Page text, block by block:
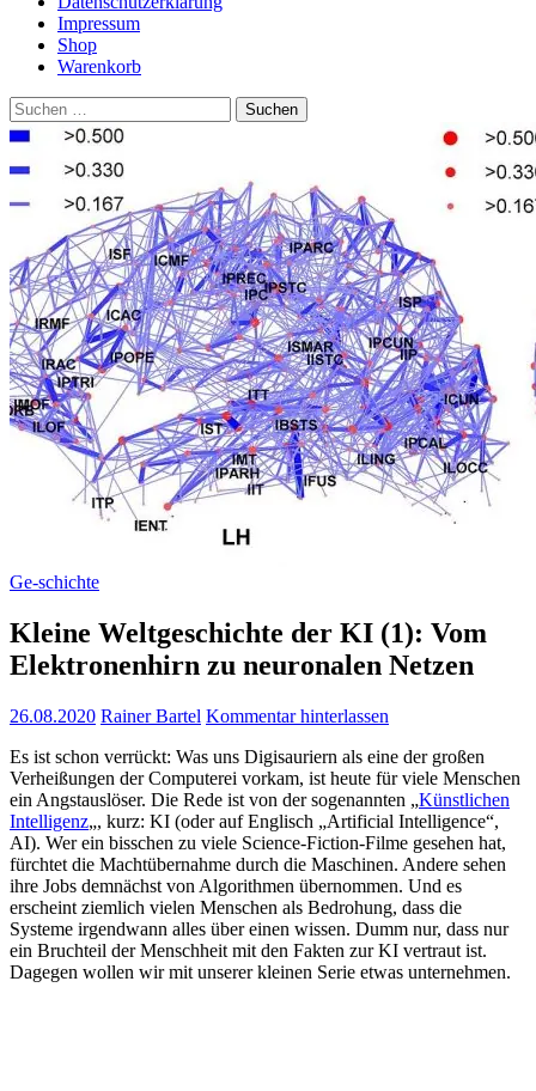
Impressum
Shop
Warenkorb
Suchen
nach:
Ge-schichte
Kleine Weltgeschichte der KI (1): Vom
Elektronenhirn zu neuronalen Netzen
26.08.2020 Rainer Bartel Kommentar hinterlassen
Es ist schon verrückt: Was uns Digisauriern als eine der großen
Verheißungen der Computerei vorkam, ist heute für viele Menschen
ein Angstauslöser. Die Rede ist von der sogenannten „Künstlichen
Intelligenz„, kurz: KI (oder auf Englisch „Artificial Intelligence“,
AI). Wer ein bisschen zu viele Science-Fiction-Filme gesehen hat,
fürchtet die Machtübernahme durch die Maschinen. Andere sehen
ihre Jobs demnächst von Algorithmen übernommen. Und es
erscheint ziemlich vielen Menschen als Bedrohung, dass die
Systeme irgendwann alles über einen wissen. Dumm nur, dass nur
ein Bruchteil der Menschheit mit den Fakten zur KI vertraut ist.
Dagegen wollen wir mit unserer kleinen Serie etwas unternehmen.